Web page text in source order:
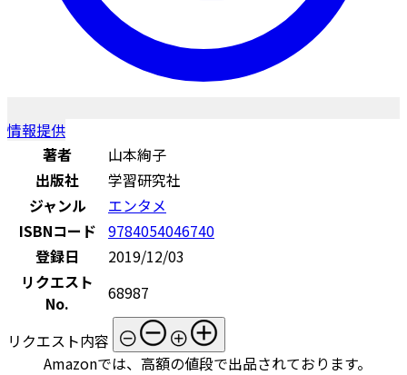
情報提供
著者
山本絢子
出版社
学習研究社
ジャンル
エンタメ
ISBNコード 9784054046740
登録日
2019/12/03
リクエスト
No.
68987
リクエスト内容
Amazonでは、高額の値段で出品されております。